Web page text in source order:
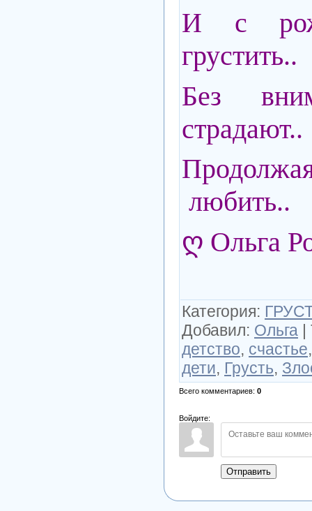
И с
грустить..
Без
страдают..
любить..
ღ Ольга
Категория:
Добавил: Ольга |
детство, счастье
дети, Грусть,
Всего комментариев: 0
Войдите:
Отправить